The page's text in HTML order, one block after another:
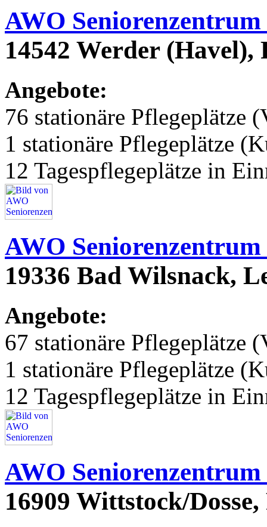
AWO
14542 Werder (Havel),
Angebote:
76 stationäre Pflegeplätze
1 stationäre Pflegeplätze
12 Tagespflegeplätze in
AWO
19336 Bad Wilsnack,
Angebote:
67 stationäre Pflegeplätze
1 stationäre Pflegeplätze
12 Tagespflegeplätze in
AWO
16909 Wittstock/